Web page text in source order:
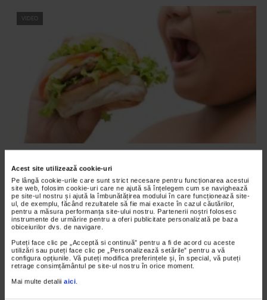
Acest site utilizează cookie-uri
Pe lângă cookie-urile care sunt strict necesare pentru funcționarea acestui
site web, folosim cookie-uri care ne ajută să înțelegem cum se navighează
pe site-ul nostru și ajută la îmbunătățirea modului în care funcționează site-
ul, de exemplu, făcând rezultatele să fie mai exacte în cazul căutărilor,
pentru a măsura performanța site-ului nostru. Partenerii noștri folosesc
instrumente de urmărire pentru a oferi publicitate personalizată pe baza
obiceiurilor dvs. de navigare.
Puteți face clic pe „Acceptă si continuă” pentru a fi de acord cu aceste
utilizări sau puteți face clic pe „Personalizează setările” pentru a vă
configura opțiunile. Vă puteți modifica preferințele și, în special, vă puteți
retrage consimțământul pe site-ul nostru în orice moment.
Mai multe detalii aici.
VIDEO
Obezitatea infantilă, tratată cu ajutorul
kinetoterapiei
1.914 vizualizari